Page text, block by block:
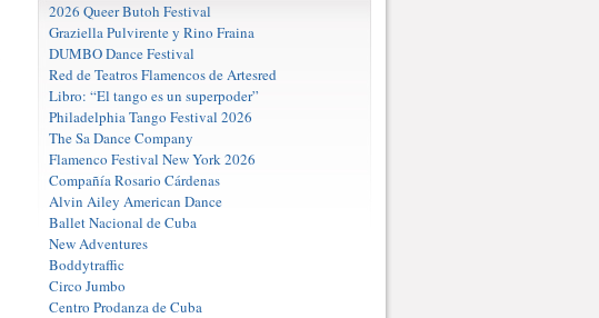
2026 Queer Butoh Festival
Graziella Pulvirente y Rino Fraina
DUMBO Dance Festival
Red de Teatros Flamencos de Artesred
Libro: “El tango es un superpoder”
Philadelphia Tango Festival 2026
The Sa Dance Company
Flamenco Festival New York 2026
Compañía Rosario Cárdenas
Alvin Ailey American Dance
Ballet Nacional de Cuba
New Adventures
Boddytraffic
Circo Jumbo
Centro Prodanza de Cuba